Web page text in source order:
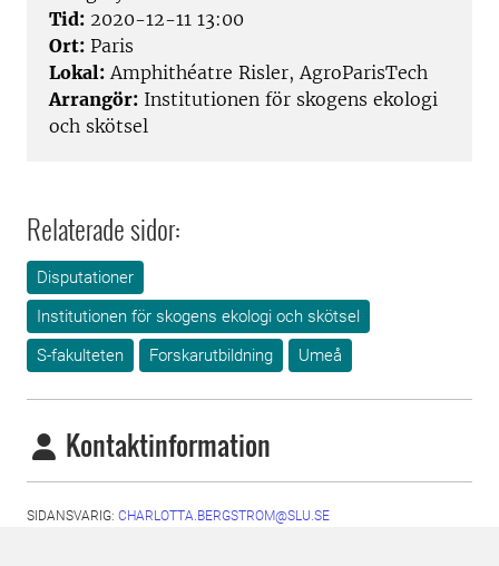
Tid: 2020-12-11 13:00
Ort: Paris
Lokal: Amphithéatre Risler, AgroParisTech
Arrangör: Institutionen för skogens ekologi
och skötsel
Relaterade sidor:
Disputationer
Institutionen för skogens ekologi och skötsel
S-fakulteten
Forskarutbildning Umeå
Kontaktinformation
SIDANSVARIG: CHARLOTTA.BERGSTROM@SLU.SE